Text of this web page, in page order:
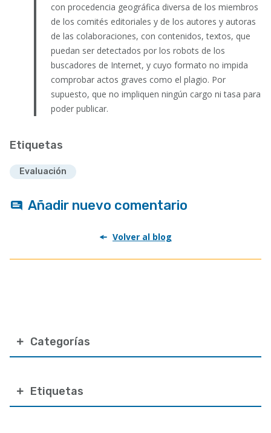
Categorías
Etiquetas
con procedencia geográfica diversa de los miembros
de los comités editoriales y de los autores y autoras
de las colaboraciones, con contenidos, textos, que
puedan ser detectados por los robots de los
buscadores de Internet, y cuyo formato no impida
comprobar actos graves como el plagio. Por
supuesto, que no impliquen ningún cargo ni tasa para
poder publicar.
Etiquetas
Evaluación
Añadir nuevo comentario
Volver al blog